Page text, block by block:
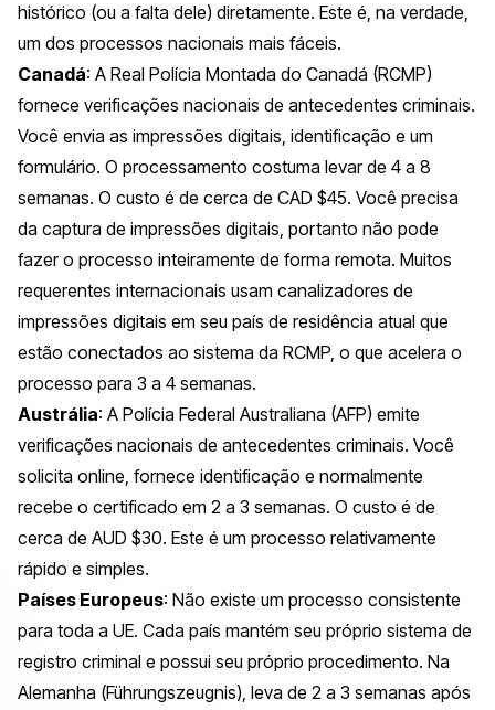
histórico (ou a falta dele) diretamente. Este é, na verdade,
um dos processos nacionais mais fáceis.
Canadá: A Real Polícia Montada do Canadá (RCMP)
fornece verificações nacionais de antecedentes criminais.
Você envia as impressões digitais, identificação e um
formulário. O processamento costuma levar de 4 a 8
semanas. O custo é de cerca de CAD $45. Você precisa
da captura de impressões digitais, portanto não pode
fazer o processo inteiramente de forma remota. Muitos
requerentes internacionais usam canalizadores de
impressões digitais em seu país de residência atual que
estão conectados ao sistema da RCMP, o que acelera o
processo para 3 a 4 semanas.
Austrália: A Polícia Federal Australiana (AFP) emite
verificações nacionais de antecedentes criminais. Você
solicita online, fornece identificação e normalmente
recebe o certificado em 2 a 3 semanas. O custo é de
cerca de AUD $30. Este é um processo relativamente
rápido e simples.
Países Europeus: Não existe um processo consistente
para toda a UE. Cada país mantém seu próprio sistema de
registro criminal e possui seu próprio procedimento. Na
Alemanha (Führungszeugnis), leva de 2 a 3 semanas após